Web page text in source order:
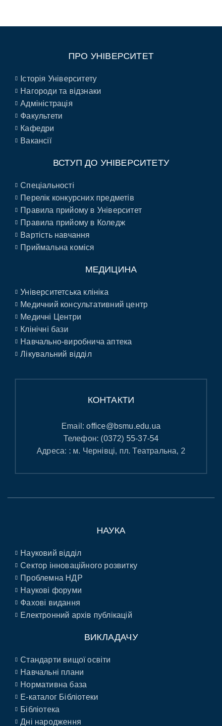
ПРО УНІВЕРСИТЕТ
Історія Університету
Нагороди та відзнаки
Адміністрація
Факультети
Кафедри
Вакансії
ВСТУП ДО УНІВЕРСИТЕТУ
Спеціальності
Перелік конкурсних предметів
Правила прийому в Університет
Правила прийому в Коледж
Вартість навчання
Приймальна коміся
МЕДИЦИНА
Університетська клініка
Медичний консультативний центр
Медичні Центри
Клінічні бази
Навчально-виробнича аптека
Лікувальний відділ
КОНТАКТИ
Email:office@bsmu.edu.ua
Телефон: (0372) 55-37-54
Адреса: : м. Чернівці, пл. Театральна, 2
НАУКА
Науковий відділ
Сектор інноваційного розвитку
Проблемна НДР
Наукові форуми
Фахові видання
Електронний архів публікацій
ВИКЛАДАЧУ
Стандарти вищої освіти
Навчальні плани
Нормативна база
E-каталог Бібліотеки
Бібліотека
Дні народження